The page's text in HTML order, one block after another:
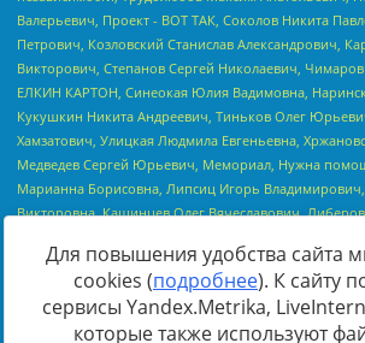
Источник:https://minjust.gov.ru/
inostrannyih-agentov-22-03-2024.pdf
Для повышения удобства сайта
cookies (подробнее). К сайту
сервисы Yandex.Metrika,
которые также используют